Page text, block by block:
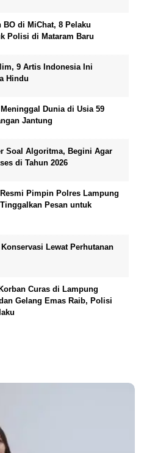
BO di MiChat, 8 Pelaku
Polisi di Mataram Baru
9 Artis Indonesia Ini
Hindu
Dunia di Usia 59
Jantung
Soal Algoritma, Begini Agar
di Tahun 2026
Pimpin Polres Lampung
Pesan untuk
Lewat Perhutanan
Curas di Lampung
Gelang Emas Raib, Polisi